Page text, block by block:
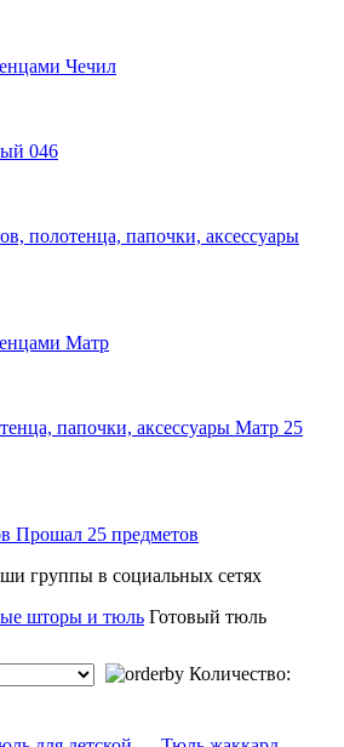
Чечил
046
полотенца, папочки, аксессуары
Матр
папочки, аксессуары Матр 25
Прошал 25 предметов
группы в социальных сетях
шторы и тюль Готовый тюль
Количество: